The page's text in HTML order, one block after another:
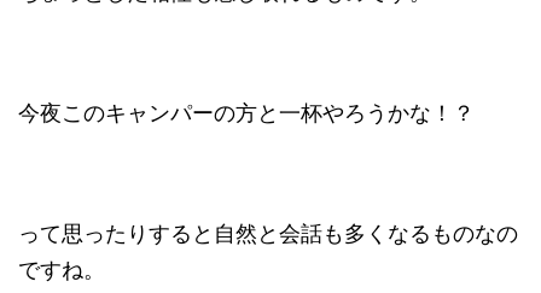
今夜このキャンパーの方と一杯やろうかな！？
って思ったりすると自然と会話も多くなるものなの
ですね。